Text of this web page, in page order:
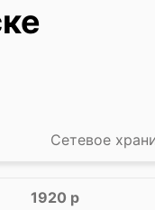
Сетевое
1920 р